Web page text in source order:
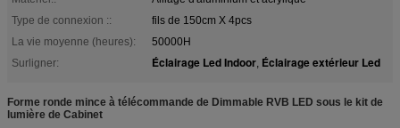
Type de connexion ::
fils de 150cm X 4pcs
La vie moyenne (heures):
50000H
Surligner:
Éclairage Led Indoor, Éclairage extérieur Led
Forme ronde mince à télécommande de Dimmable RVB LED sous le kit de
lumière de Cabinet